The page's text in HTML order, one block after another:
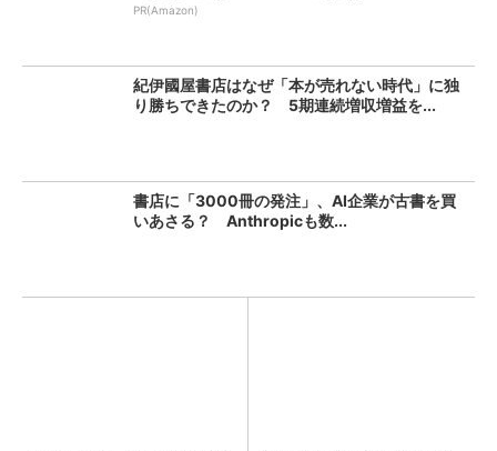
PR(Amazon)
紀伊國屋書店はなぜ「本が売れない時代」に独
り勝ちできたのか？ 5期連続増収増益を...
書店に「3000冊の発注」、AI企業が古書を買
いあさる？ Anthropicも数...